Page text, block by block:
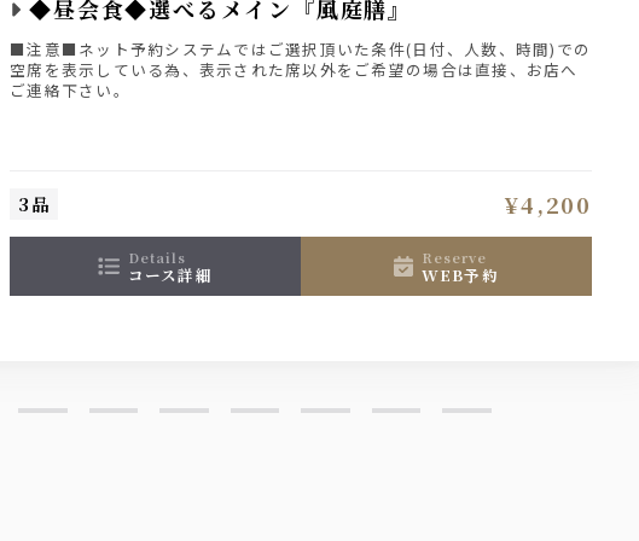
ルノ
◆昼会食◆選べるメイン『風庭膳』
■注意■ネット予約システムではご選択頂いた条件(日付、人数、時間)での
空席を表示している為、表示された席以外をご希望の場合は直接、お店へ
ご連絡下さい。
3品 ¥4,200
details
コース詳細
reserve
WEB予約